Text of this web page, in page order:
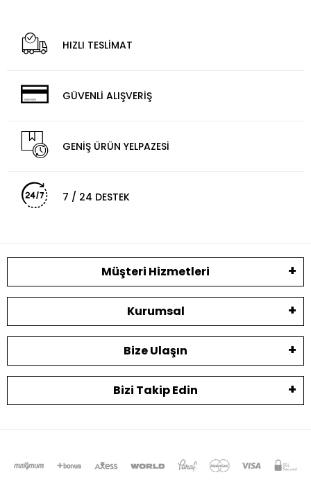
HIZLI TESLİMAT
GÜVENLİ ALIŞVERİŞ
GENİŞ ÜRÜN YELPAZESİ
7 / 24 DESTEK
Müşteri Hizmetleri
Kurumsal
Bize Ulaşın
Bizi Takip Edin